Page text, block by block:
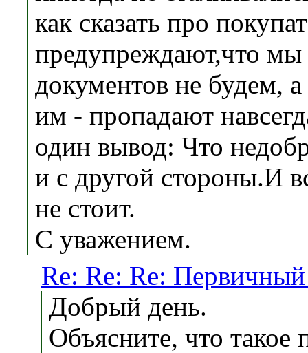
как сказать про
предупреждают,что мы
документов не будем,
им - пропадают
один вывод: Что
и с другой стороны.И
не стоит.
С уважением.
Re: Re: Re:
Добрый день.
Объясните, что